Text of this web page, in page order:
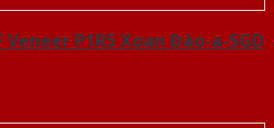
Veneer P1R5 Xoan Đào-a-SGD